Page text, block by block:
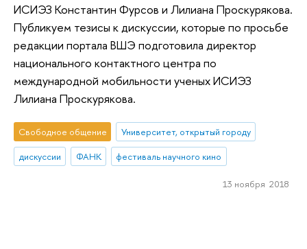
ИСИЭЗ Константин Фурсов и Лилиана Проскурякова.
Публикуем тезисы к дискуссии, которые по просьбе
редакции портала ВШЭ подготовила директор
национального контактного центра по
международной мобильности ученых ИСИЭЗ
Лилиана Проскурякова.
Свободное общение
Университет, открытый городу
дискуссии
ФАНК фестиваль научного кино
13 ноября 2018